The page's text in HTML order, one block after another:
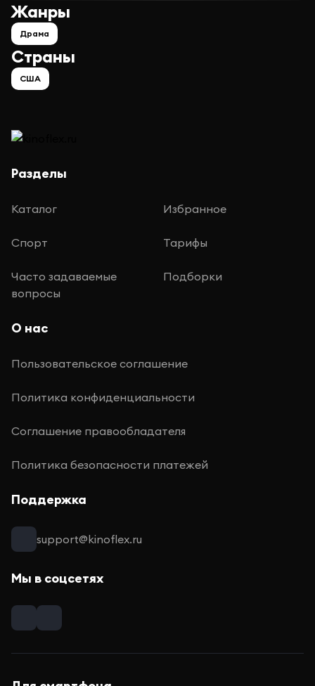
Страны
США
Жанры
Драма
Разделы
Каталог Избранное
Спорт Тарифы
Часто задаваемые
вопросы
Подборки
О нас
Пользовательское соглашение
Политика конфиденциальности
Соглашение правообладателя
Политика безопасности платежей
Поддержка
support@kinoflex.ru
Мы в соцсетях